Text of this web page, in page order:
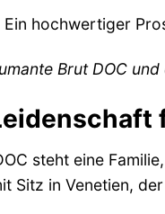
Ein hochwertiger
Brut DOC
steht eine
Sitz in Venetien,